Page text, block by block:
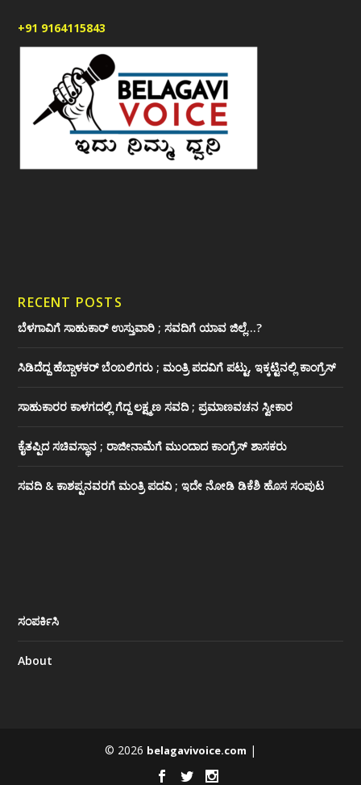
+91 9164115843
RECENT POSTS
ಬೆಳಗಾವಿಗೆ ಸಾಹುಕಾರ್ ಉಸ್ತುವಾರಿ ; ಸವದಿಗೆ ಯಾವ ಜಿಲ್ಲೆ…?
ಸಿಡಿದೆದ್ದ ಹೆಬ್ಬಾಳಕರ್ ಬೆಂಬಲಿಗರು ; ಮಂತ್ರಿ ಪದವಿಗೆ ‌ಪಟ್ಟು, ಇಕ್ಕಟ್ಟಿನಲ್ಲಿ ಕಾಂಗ್ರೆಸ್
ಸಾಹುಕಾರರ ಕಾಳಗದಲ್ಲಿ ಗೆದ್ದ ಲಕ್ಷ್ಮಣ ಸವದಿ ; ಪ್ರಮಾಣವಚನ ಸ್ವೀಕಾರ
ಕೈತಪ್ಪಿದ ಸಚಿವಸ್ಥಾನ ; ರಾಜೀನಾಮೆಗೆ ಮುಂದಾದ ಕಾಂಗ್ರೆಸ್ ‌ಶಾಸಕರು
ಸವದಿ & ಕಾಶಪ್ಪನವರಗೆ ಮಂತ್ರಿ ಪದವಿ ; ಇದೇ ನೋಡಿ‌ ಡಿಕೆಶಿ ಹೊಸ ಸಂಪುಟ
ಸಂಪರ್ಕಿಸಿ
About
© 2026 belagavivoice.com |